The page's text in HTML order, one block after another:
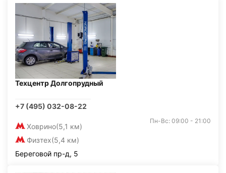
Техцентр Долгопрудный
+7 (495) 032-08-22
Ховрино(5,1 км)
Физтех(5,4 км)
Пн-Вс: 09:00 - 21:00
Береговой пр-д, 5